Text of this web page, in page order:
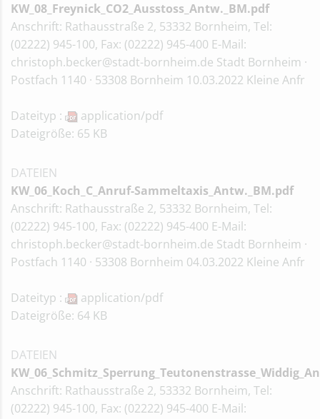
KW_08_Freynick_CO2_Ausstoss_Antw._BM.pdf
Anschrift: Rathausstraße 2, 53332 Bornheim, Tel:
(02222) 945-100, Fax: (02222) 945-400 E-Mail:
christoph.becker@stadt-bornheim.de Stadt Bornheim ·
Postfach 1140 · 53308 Bornheim 10.03.2022 Kleine Anfr
Dateityp :
application/pdf
Dateigröße: 65 KB
DATEIEN
KW_06_Koch_C_Anruf-Sammeltaxis_Antw._BM.pdf
Anschrift: Rathausstraße 2, 53332 Bornheim, Tel:
(02222) 945-100, Fax: (02222) 945-400 E-Mail:
christoph.becker@stadt-bornheim.de Stadt Bornheim ·
Postfach 1140 · 53308 Bornheim 04.03.2022 Kleine Anfr
Dateityp :
application/pdf
Dateigröße: 64 KB
DATEIEN
Anschrift: Rathausstraße 2, 53332 Bornheim, Tel:
(02222) 945-100, Fax: (02222) 945-400 E-Mail: